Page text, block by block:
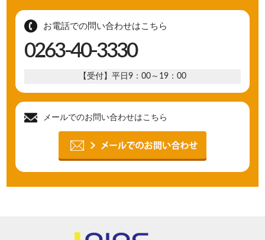
お電話での問い合わせはこちら
0263-40-3330
【受付】平日9：00～19：00
メールでのお問い合わせはこちら